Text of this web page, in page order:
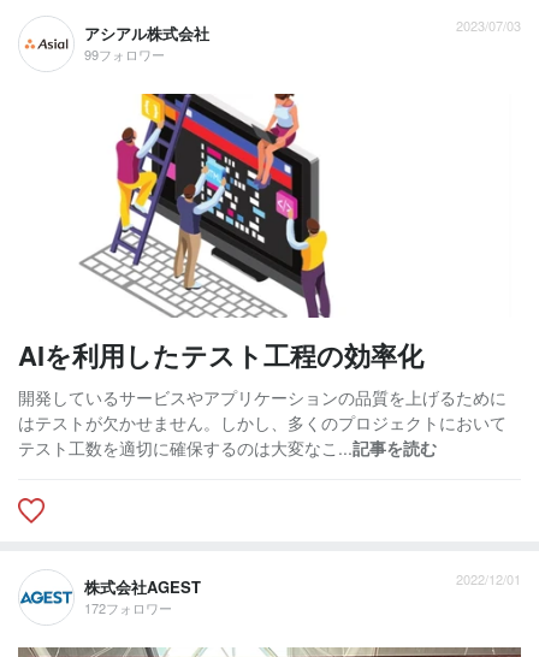
アシアル株式会社
99フォロワー
2023/07/03
AIを利用したテスト工程の効率化
開発しているサービスやアプリケーションの品質を上げるために
はテストが欠かせません。しかし、多くのプロジェクトにおいて
テスト工数を適切に確保するのは大変なこ...記事を読む
株式会社AGEST
172フォロワー
2022/12/01